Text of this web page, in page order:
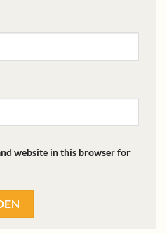
website in this browser for